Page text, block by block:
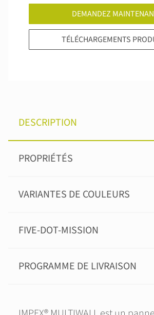
DEMANDEZ
TÉLÉCHARGEMENTS
DESCRIPTION
PROPRIÉTÉS
VARIANTES DE COULEURS
FIVE-DOT-MISSION
PROGRAMME DE LIVRAISON